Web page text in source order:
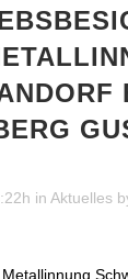
in Aktuelles